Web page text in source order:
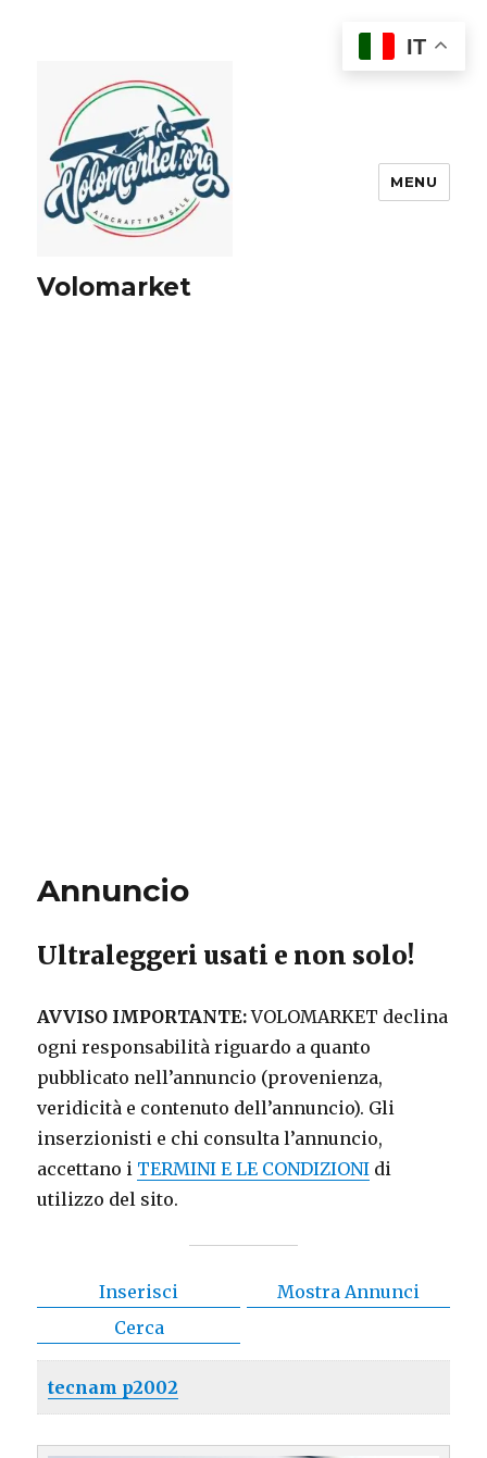
Volomarket
MENU
Annuncio
Ultraleggeri usati e non solo!
AVVISO IMPORTANTE:VOLOMARKET declina
ogni responsabilità riguardo a quanto
pubblicato nell’annuncio (provenienza,
veridicità e contenuto dell’annuncio). Gli
inserzionisti e chi consulta l’annuncio,
accettano i TERMINI E LE CONDIZIONI di
utilizzo del sito.
Inserisci
Mostra Annunci
Cerca
tecnam p2002
IT